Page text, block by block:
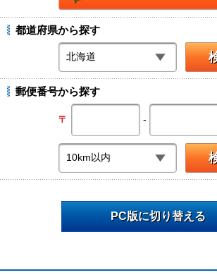
都道府県から探す
郵便番号から探す
〒 -
PC版に切り替える